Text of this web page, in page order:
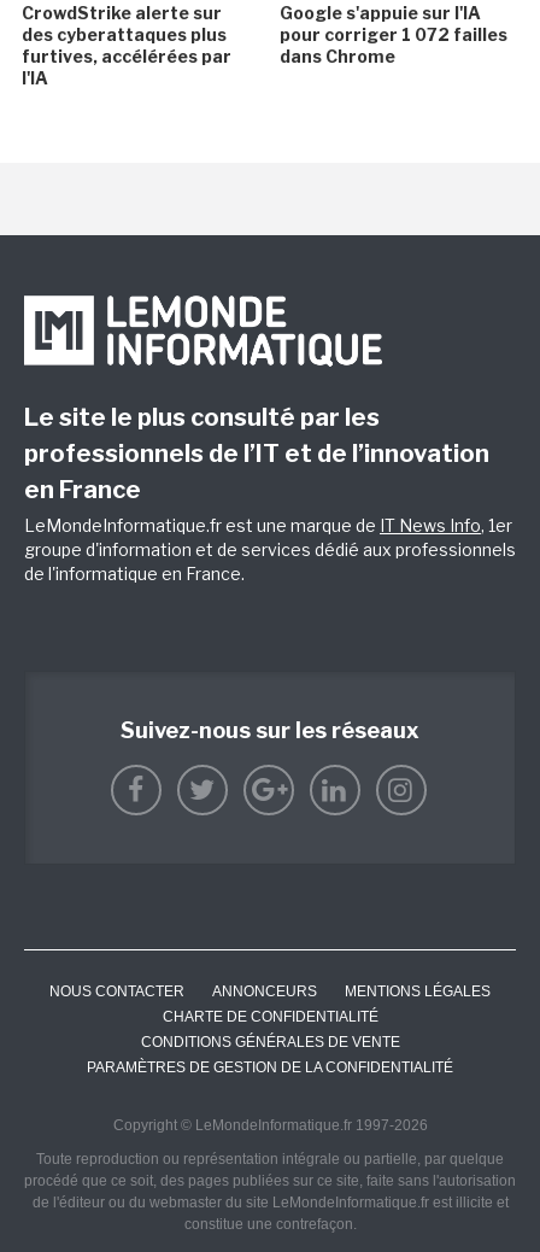
CrowdStrike alerte sur
des cyberattaques plus
furtives, accélérées par
l'IA
Google s'appuie sur l'IA
pour corriger 1 072 failles
dans Chrome
Le site le plus consulté par les
professionnels de l’IT et de l’innovation
en France
LeMondeInformatique.fr est une marque de IT News Info, 1er
groupe d'information et de services dédié aux professionnels
de l'informatique en France.
Suivez-nous sur les réseaux
NOUS CONTACTER ANNONCEURS
MENTIONS LÉGALES
CHARTE DE CONFIDENTIALITÉ
CONDITIONS GÉNÉRALES DE VENTE
PARAMÈTRES DE GESTION DE LA CONFIDENTIALITÉ
Copyright © LeMondeInformatique.fr 1997-2026
Toute reproduction ou représentation intégrale ou partielle, par quelque
procédé que ce soit, des pages publiées sur ce site, faite sans l'autorisation
de l'éditeur ou du webmaster du site LeMondeInformatique.fr est illicite et
constitue une contrefaçon.